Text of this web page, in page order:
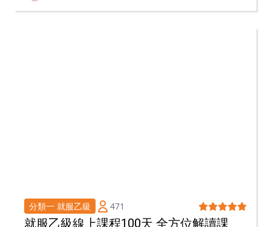
分類一 就服乙級 471
就服乙級線上課程100天 全方位解讀課